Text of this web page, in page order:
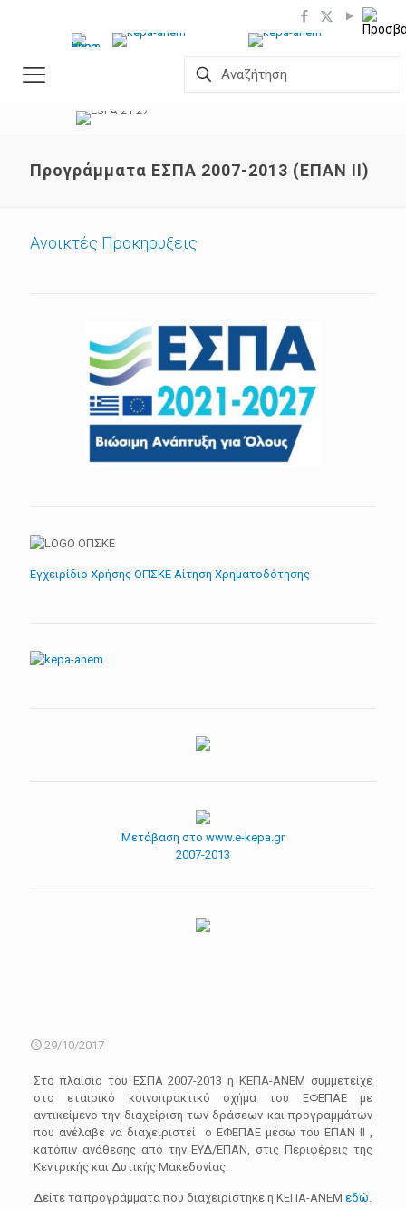
Προγράμματα ΕΣΠΑ 2007-2013 (ΕΠΑΝ ΙΙ)
29/10/2017
Στο πλαίσιο του ΕΣΠΑ 2007-2013 η ΚΕΠΑ-ΑΝΕΜ συμμετείχε
στο εταιρικό κοινοπρακτικό σχήμα του ΕΦΕΠΑΕ με
αντικείμενο την διαχείριση των δράσεων και προγραμμάτων
που ανέλαβε να διαχειριστεί ο ΕΦΕΠΑΕ μέσω του ΕΠΑΝ ΙΙ ,
κατόπιν ανάθεσης από την ΕΥΔ/ΕΠΑΝ, στις Περιφέρεις της
Κεντρικής και Δυτικής Μακεδονίας.
Δείτε τα προγράμματα που διαχειρίστηκε η ΚΕΠΑ-ΑΝΕΜ εδώ.
Ανοικτές Προκηρυξεις
Εγχειρίδιο Χρήσης ΟΠΣΚΕ Αίτηση Χρηματοδότησης
Μετάβαση στο www.e-kepa.gr
2007-2013